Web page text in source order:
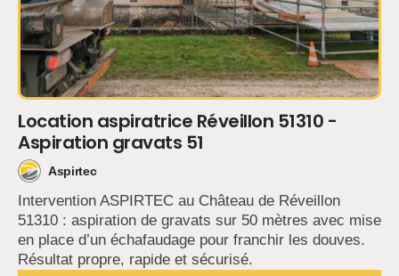
Location aspiratrice Réveillon 51310 -
Aspiration gravats 51
Aspirtec
Intervention ASPIRTEC au Château de Réveillon
51310 : aspiration de gravats sur 50 mètres avec mise
en place d’un échafaudage pour franchir les douves.
Résultat propre, rapide et sécurisé.